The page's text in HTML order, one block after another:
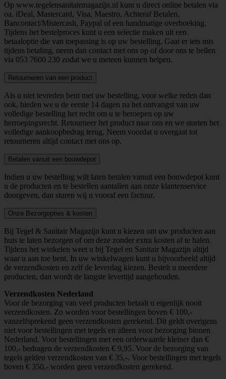
Op www.tegelensanitairmagazijn.nl kunt u direct online betalen via
oa. iDeal, Mastercard, Visa, Maestro, Achteraf Betalen,
Bancontact/Mistercash, Paypal of een handmatige overboeking.
Tijdens het bestelproces kunt u een selectie maken uit een
betaaloptie die van toepassing is op uw bestelling. Gaat er iets mis
tijdens betaling, neem dan contact met ons op of door ons te bellen
via 053 7600 230 zodat we u meteen kunnen helpen.
Retourneren van een product
Als u niet tevreden bent met uw bestelling, voor welke reden dan
ook, bieden we u de eerste 14 dagen na het ontvangst van uw
volledige bestelling het recht om u te beroepen op uw
herroepingsrecht. Retourneer het product naar ons en we storten het
volledige aankoopbedrag terug. Neem voordat u overgaat tot
retourneren altijd contact met ons op.
Betalen vanuit een bouwdepot
Indien u uw bestelling wilt laten betalen vanuit een bouwdepot kunt
u de producten en te bestellen aantallen aan onze klantenservice
doorgeven, dan sturen wij u vooraf een factuur.
Onze Bezorgopties & kosten
Bij Tegel & Sanitair Magazijn kunt u kiezen om uw producten aan
huis te laten bezorgen of om deze zonder extra kosten af te halen.
Tijdens het winkelen weet u bij Tegel en Sanitair Magazijn altijd
waar u aan toe bent. In uw winkelwagen kunt u bijvoorbeeld altijd
de verzendkosten en zelf de leverdag kiezen. Bestelt u meerdere
producten, dan wordt de langste levertijd aangehouden.
Verzendkosten Nederland
Voor de bezorging van veel producten betaalt u eigenlijk nooit
verzendkosten. Zo worden voor bestellingen boven € 100,-
vanzelfsprekend geen verzendkosten gerekend. Dit geldt overigens
niet voor bestellingen met tegels en alleen voor bezorging binnen
Nederland. Voor bestellingen met een orderwaarde kleiner dan €
100,- bedragen de verzendkosten € 9,95. Voor de bezorging van
tegels gelden verzendkosten van € 35,-. Voor bestellingen met tegels
boven € 350,- worden geen verzendkosten gerekend.